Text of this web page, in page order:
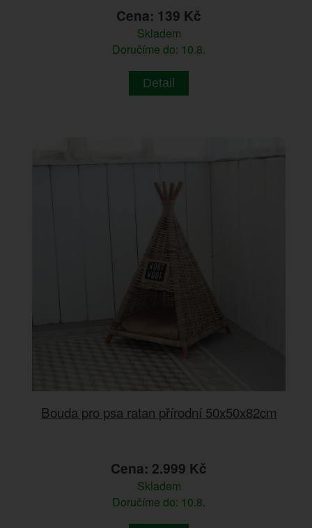
Cena: 139 Kč
Skladem
Doručíme do: 10.8.
Detail
Bouda pro psa ratan přírodní 50x50x82cm
Cena: 2.999 Kč
Skladem
Doručíme do: 10.8.